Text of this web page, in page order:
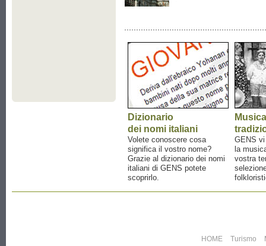
Dizionario
dei nomi italiani
Volete conoscere cosa
significa il vostro nome?
Grazie al dizionario dei nomi
italiani di GENS potete
scoprirlo.
Musica
GENS
la
vostra
HOME Turismo